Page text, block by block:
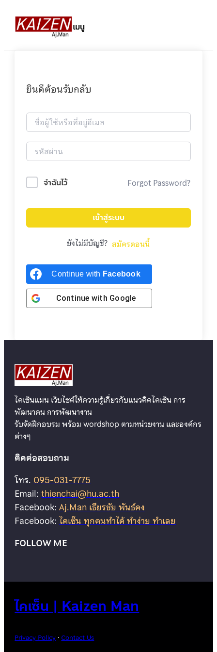
เมนู
ยินดีต้อนรับกลับ
จำฉันไว้ Forgot Password?
เข้าสู่ระบบ
ยังไม่มีบัญชี? สมัครตอนนี้
Continue with Facebook
Continue with Google
ไคเซ็นแมน เว็บไซต์ให้ความรู้เกี่ยวกับแนวคิดไคเซ็น การ
พัฒนาคน การพัฒนางาน
รับจัดฝึกอบรม พร้อม wordshop ตามหน่วยงาน และองค์กร
ต่างๆ
ติดต่อสอบถาม
โทร.095-031-7775
Email:thienchai@hu.ac.th
Facebook:Aj.Man เธียรชัย พันธ์คง
Facebook:ไคเซ็น ทุกคนทำได้ ทำง่าย ทำเลย
FOLLOW ME
ไคเซ็น | Kaizen Man
Privacy Policy · Contact Us